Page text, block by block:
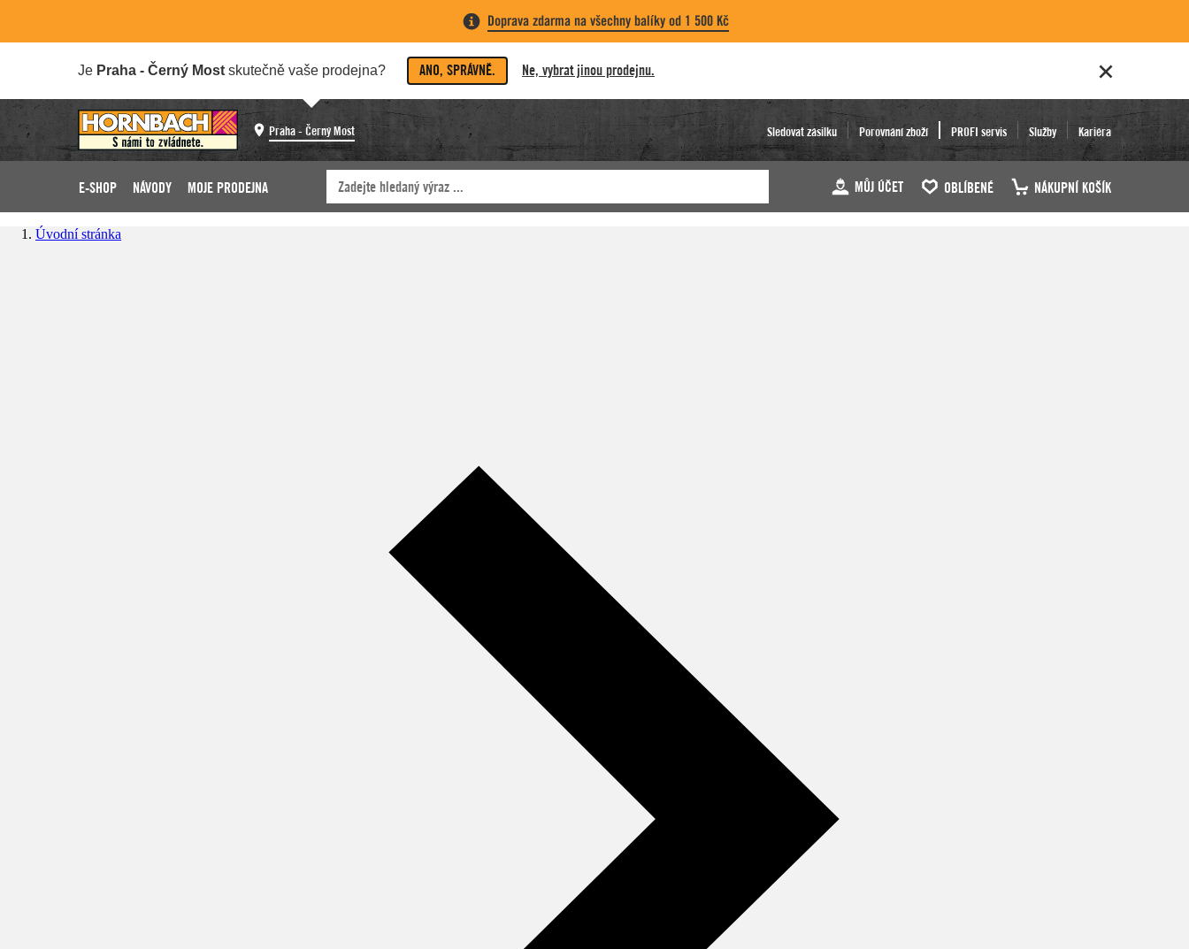
Doprava zdarma na všechny balíky od 1 500 Kč
Je Praha - Černý Most skutečně vaše prodejna? ANO, SPRÁVNĚ. Ne, vybrat jinou prodejnu.
Praha - Černý Most Sledovat zásilku Porovnání zboží PROFI servis Služby Kariéra
E-SHOP NÁVODY MOJE PRODEJNA MŮJ ÚČET OBLÍBENÉ NÁKUPNÍ KOŠÍK
Úvodní stránka